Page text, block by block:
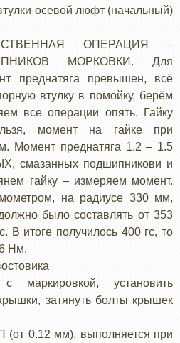
осевой люфт (начальный)
ОПЕРАЦИЯ –
МОРКОВКИ. Для
преднатяга превышен, всё
втулку в помойку, берём
все операции опять. Гайку
момент на гайке при
Момент преднатяга 1.2 – 1.5
смазанных подшипникови и
гайку – измеряем момент.
на радиусе 330 мм,
было составлять от 353
В итоге получилось 400 гс, то
Нм.
маркировкой, установить
затянуть болты крышек
(от 0.12 мм), выполняется при